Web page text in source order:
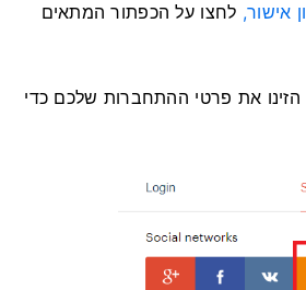
אישור, לחצו על הכפתור המתאים
את פרטי ההתחברות שלכם כדי